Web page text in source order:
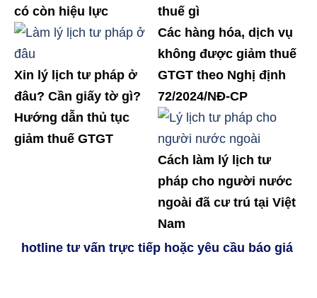
có còn hiệu lực
thuế gì
Xin lý lịch tư pháp ở
đâu? Cần giấy tờ gì?
Các hàng hóa, dịch vụ
không được giảm thuế
GTGT theo Nghị định
72/2024/NĐ-CP
Hướng dẫn thủ tục
giảm thuế GTGT
Cách làm lý lịch tư
pháp cho người nước
ngoài đã cư trú tại Việt
Nam
hotline tư vấn trực tiếp hoặc yêu cầu báo giá